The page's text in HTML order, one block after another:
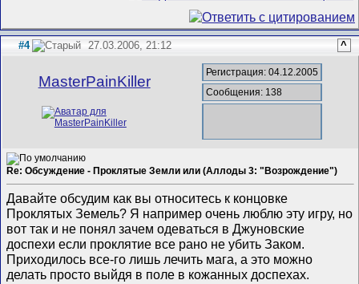
#4 27.03.2006, 21:12 ^
MasterPainKiller
Регистрация: 04.12.2005
Сообщения: 138
Re: Обсуждение - Проклятые Земли или (Аллоды 3: "Возрождение")
Давайте обсудим как вы относитесь к концовке
Проклятых Земель? Я например очень люблю эту игру, но
вот так и не понял зачем одеваться в Джуновские
доспехи если проклятие все рано не убить Заком.
Приходилось все-го лишь лечить мага, а это можно
делать просто выйдя в поле в кожанных доспехах.